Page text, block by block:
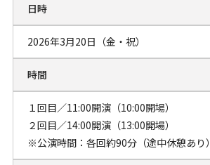
日時
2026年3月20日（金・祝）
時間
１回目／11:00開演（10:00開場）
２回目／14:00開演（13:00開場）
※公演時間：各回約90分（途中休憩あり）